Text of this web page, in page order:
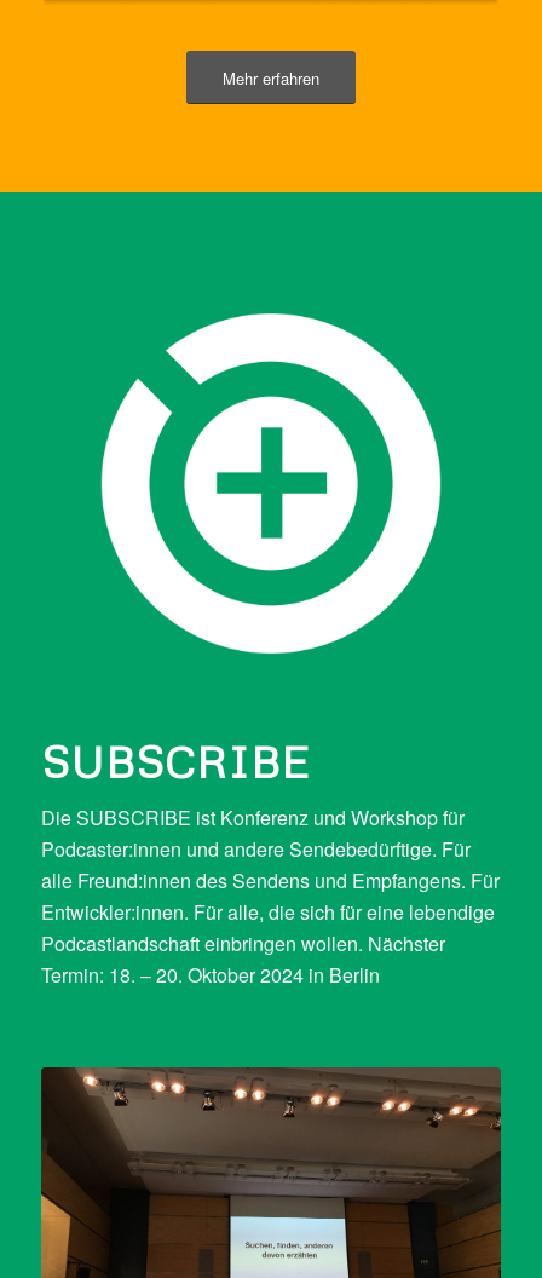
Mehr erfahren
SUBSCRIBE
Die SUBSCRIBE ist Konferenz und Workshop für
Podcaster:innen und andere Sendebedürftige. Für
alle Freund:innen des Sendens und Empfangens. Für
Entwickler:innen. Für alle, die sich für eine lebendige
Podcastlandschaft einbringen wollen. Nächster
Termin: 18. – 20. Oktober 2024 in Berlin